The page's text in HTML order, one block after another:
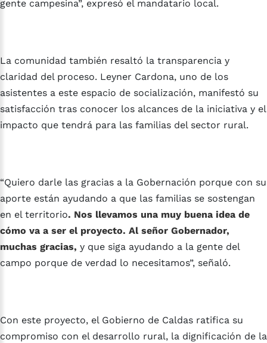
gente campesina”, expresó el mandatario local.
La comunidad también resaltó la transparencia y
claridad del proceso. Leyner Cardona, uno de los
asistentes a este espacio de socialización, manifestó su
satisfacción tras conocer los alcances de la iniciativa y el
impacto que tendrá para las familias del sector rural.
“Quiero darle las gracias a la Gobernación porque con su
aporte están ayudando a que las familias se sostengan
en el territorio. Nos llevamos una muy buena idea de
cómo va a ser el proyecto. Al señor Gobernador,
muchas gracias, y que siga ayudando a la gente del
campo porque de verdad lo necesitamos”, señaló.
Con este proyecto, el Gobierno de Caldas ratifica su
compromiso con el desarrollo rural, la dignificación de la